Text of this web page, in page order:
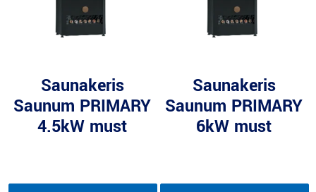
Saunakeris
Saunum PRIMARY
4.5kW must
Saunakeris
Saunum PRIMARY
6kW must